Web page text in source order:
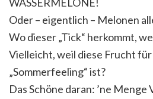
Oder – eigentlich – Melonen
Wo dieser „Tick“ herkommt,
Vielleicht, weil diese Frucht
„Sommerfeeling“ ist?
Das Schöne daran: ’ne